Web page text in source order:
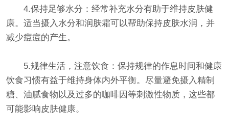
4.保持足够水分：经常补充水分有助于维持皮肤健
康。适当摄入水分和润肤霜可以帮助保持皮肤水润，并
减少痘痘的产生。
5.规律生活，注意饮食：保持规律的作息时间和健康
饮食习惯有益于维持身体内外平衡。尽量避免摄入精制
糖、油腻食物以及过多的咖啡因等刺激性物质，这些都
可能影响皮肤健康。